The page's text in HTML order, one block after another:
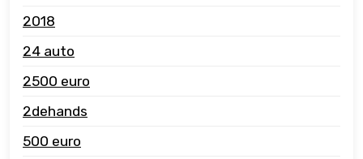
2018
24 auto
2500 euro
2dehands
500 euro